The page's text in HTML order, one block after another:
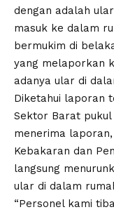
dengan adalah
masuk ke dalam
bermukim di
yang melaporkan
adanya ular di
Diketahui laporan
Sektor Barat pukul
menerima
Kebakaran dan
langsung
ular di dalam
“Personel kami